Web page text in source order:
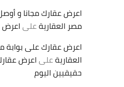
اعرض عقارك مجانا و
مصر العقاريةعلىاعرض
اعرض عقارك على بوابة
العقاريةعلىاعرض
حقيقيين اليوم